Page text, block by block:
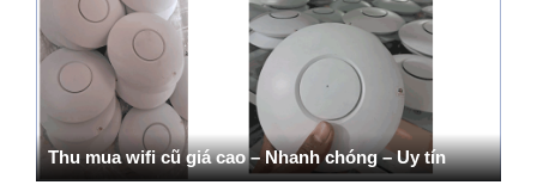
Thu mua wifi cũ giá cao – Nhanh chóng – Uy tín